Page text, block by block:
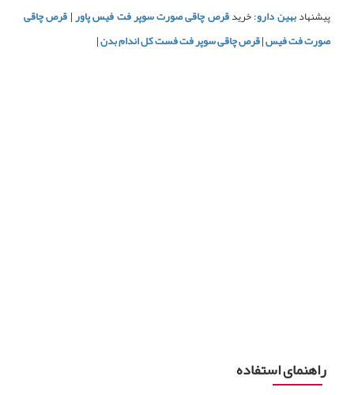
پیشنهادبهین دارو: خریدقرص چاقی صورت سوپر فت فیس پاور|قرص چاقی
صورت فت فیس|قرص چاقی سوپر فت فست کل اندام بدن|
راهنمای استفاده